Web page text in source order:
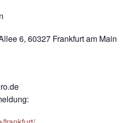
6, 60327 Frankfurt am Main